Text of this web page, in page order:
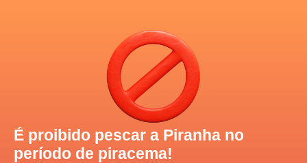
É proibido pescar a Piranha no
período de piracema!